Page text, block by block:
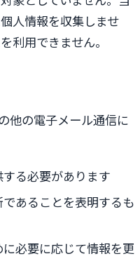
人情報を収集しませ
利用できません。
他の電子メール通信に
る必要があります
あることを表明するも
必要に応じて情報を更